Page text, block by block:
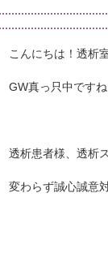
こんにちは！透析
GW真っ只中です
透析患者様、透析
変わらず誠心誠意